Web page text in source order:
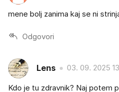
mene bolj zanima kaj se ni
Odgovori
Lens 03. 09. 2025
Kdo je tu zdravnik? Naj potem